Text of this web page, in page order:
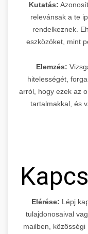
Kutatás:
relevánsak a te
rendelkeznek.
eszközöket, mint
Elemzés:
hitelességét,
arról, hogy ezek az
tartalmakkal, és
Elérése: Lépj
tulajdonosaival
mailben,